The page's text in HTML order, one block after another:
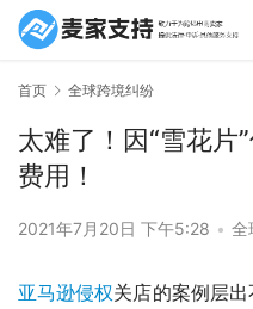
首页 全球跨境纠纷
太难了！因“雪花片
费用！
2021年7月20日 下午5:28 • 全
亚马逊侵权关店的案例层